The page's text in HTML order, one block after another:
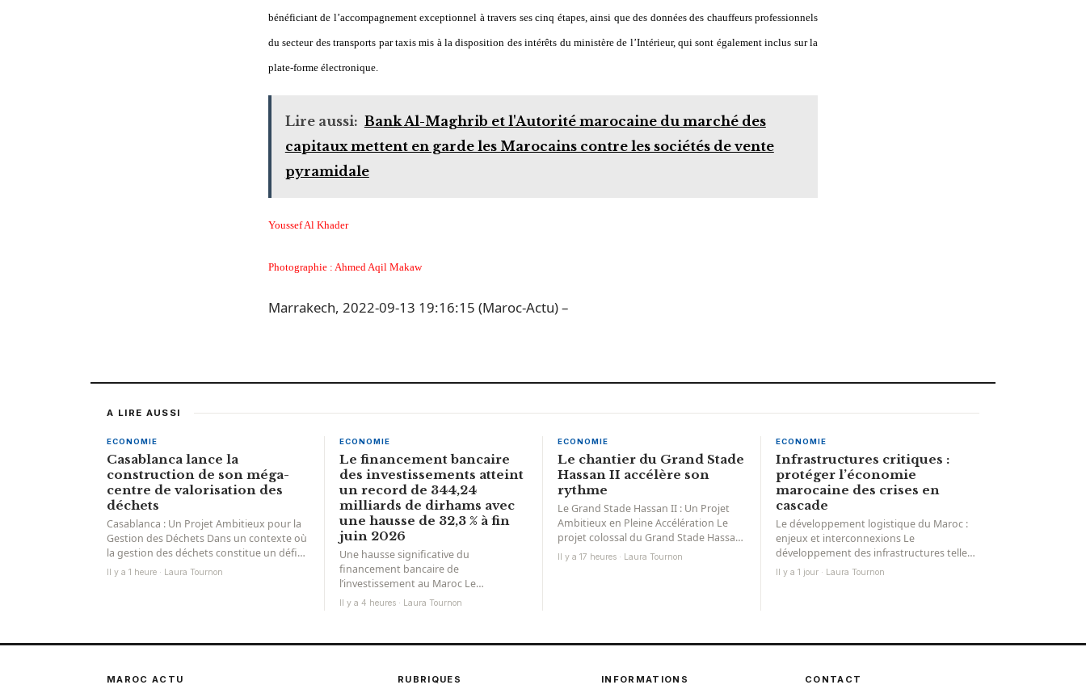
bénéficiant de l’accompagnement exceptionnel à travers ses cinq étapes, ainsi que des données des chauffeurs professionnels
du secteur des transports par taxis mis à la disposition des intérêts du ministère de l’Intérieur, qui sont également inclus sur la
plate-forme électronique.
Lire aussi: Bank Al-Maghrib et l'Autorité marocaine du marché des
capitaux mettent en garde les Marocains contre les sociétés de vente
pyramidale
Youssef Al Khader
Photographie : Ahmed Aqil Makaw
Marrakech, 2022-09-13 19:16:15 (Maroc-Actu) –
A LIRE AUSSI
ECONOMIE
Casablanca lance la
construction de son méga-
centre de valorisation des
déchets
Casablanca : Un Projet Ambitieux pour la
Gestion des Déchets Dans un contexte où
la gestion des déchets constitue un défi
majeur...
Il y a 1 heure · Laura Tournon
ECONOMIE
Le financement bancaire
des investissements atteint
un record de 344,24
milliards de dirhams avec
une hausse de 32,3 % à fin
juin 2026
Une hausse significative du
financement bancaire de
l’investissement au Maroc Le
financement bancaire de
Il y a 4 heures · Laura Tournon
ECONOMIE
Le chantier du Grand Stade
Hassan II accélère son
rythme
Le Grand Stade Hassan II : Un Projet
Ambitieux en Pleine Accélération Le
projet colossal du Grand Stade Hassan
II se prépare...
Il y a 17 heures · Laura Tournon
ECONOMIE
Infrastructures critiques :
protéger l’économie
marocaine des crises en
cascade
Le développement logistique du Maroc :
enjeux et interconnexions Le
développement des infrastructures telles
que Tanger Med, Nador West Med, le
Il y a 1 jour · Laura Tournon
MAROC ACTU RUBRIQUES INFORMATIONS CONTACT